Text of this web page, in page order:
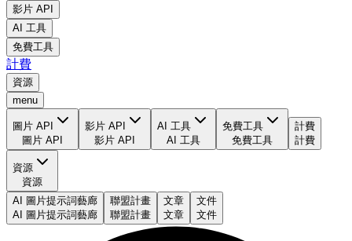
影片 API
AI 工具
免費工具
計費
資源
menu
圖片 API
圖片 API
影片 API
影片 API
AI 工具
AI 工具
免費工具
免費工具
計費
計費
資源
資源
AI 圖片提示詞藝廊
AI 圖片提示詞藝廊
聯盟計畫
聯盟計畫
文章
文章
文件
文件